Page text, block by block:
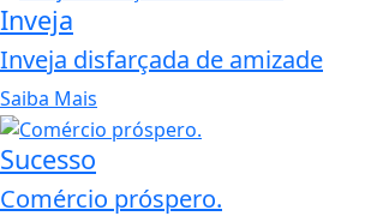
Inveja
Inveja disfarçada de amizade
Saiba Mais
Sucesso
Comércio próspero.